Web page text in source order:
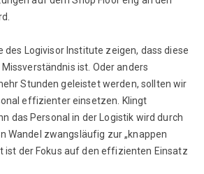
des Logivisor Institute zeigen, dass diese
ist. Oder anders
Stunden geleistet werden, sollten wir
effizienter einsetzen. Klingt
das Personal in der Logistik wird durch
Wandel zwangsläufig zur „knappen
ist der Fokus auf den effizienten Einsatz